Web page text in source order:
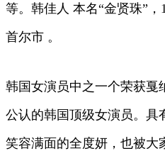
等。韩佳人 本名“金贤珠”，
首尔市 。
韩国女演员中之一个荣获戛
公认的韩国顶级女演员。具
笑容满面的全度妍，也被大